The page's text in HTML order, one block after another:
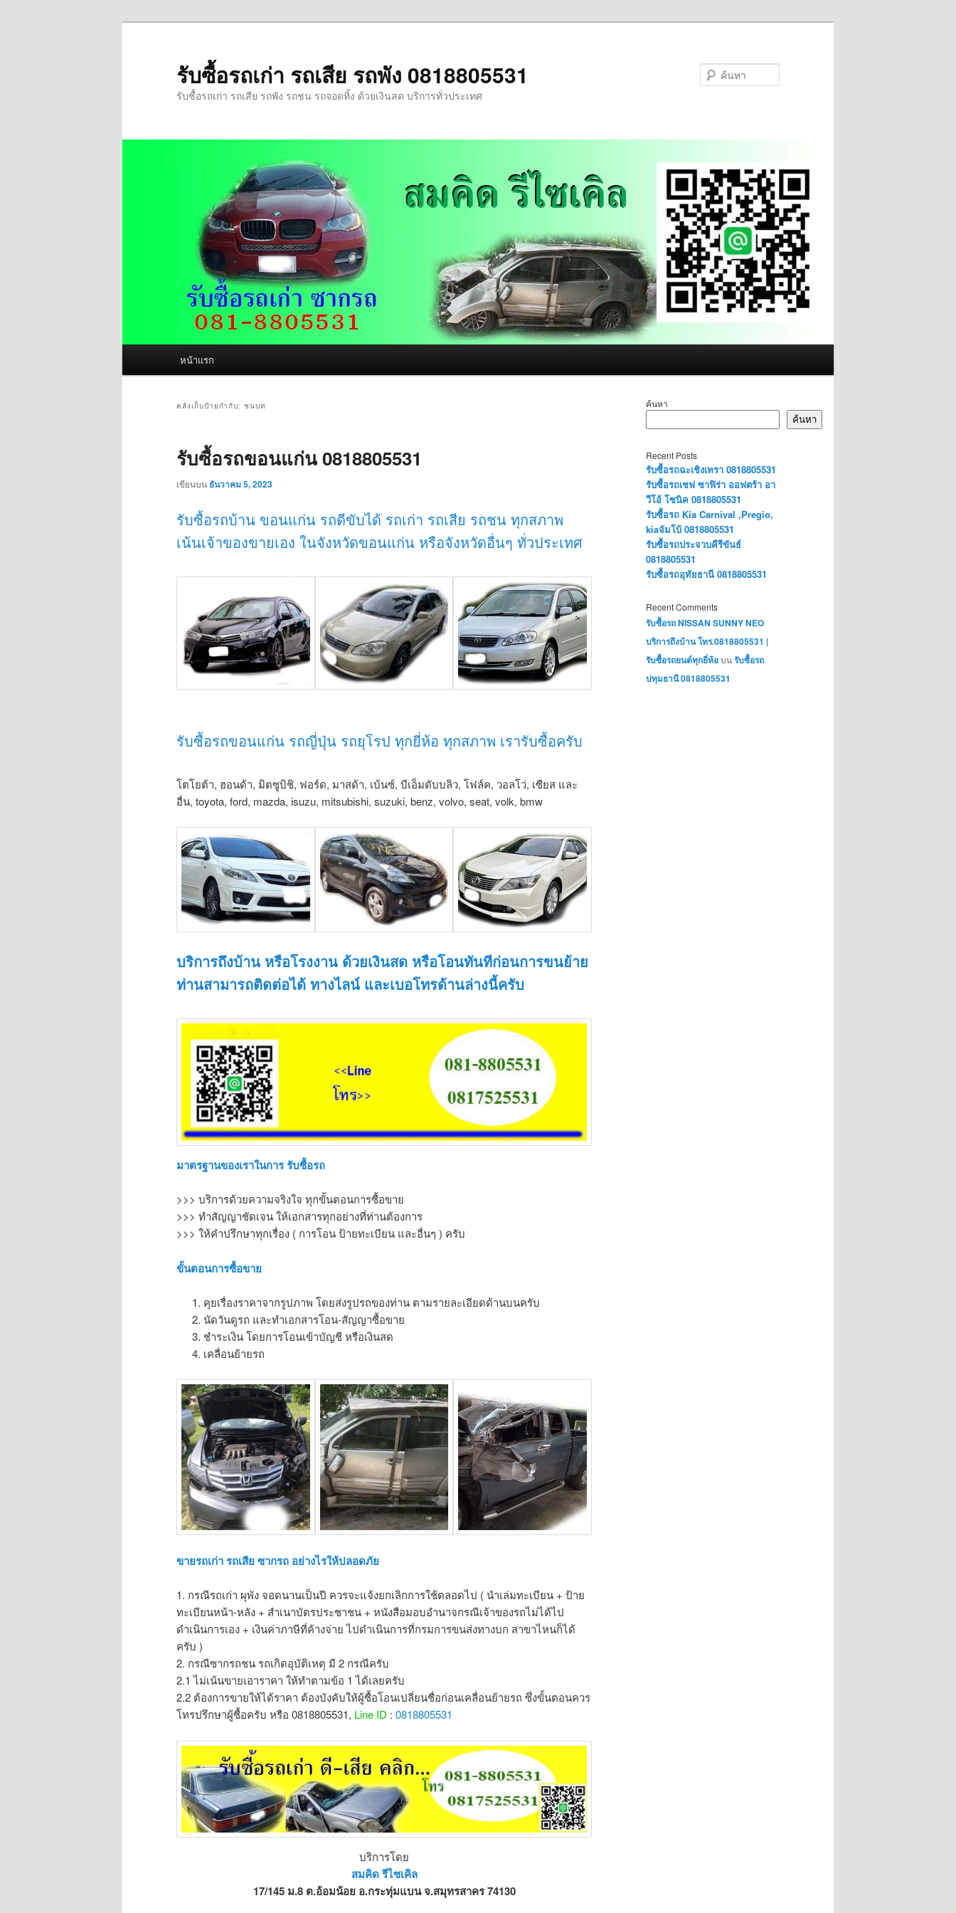
รับซื้อรถเก่า รถเสีย รถพัง 0818805531
รับซื้อรถเก่า รถเสีย รถพัง รถชน รถจอดทิ้ง ด้วยเงินสด บริการทั่วประเทศ
หน้าแรก
คลังเก็บป้ายกำกับ: ชนบท
รับซื้อรถขอนแก่น 0818805531
เขียนบน ธันวาคม 5, 2023
รับซื้อรถบ้าน ขอนแก่น รถดีขับได้ รถเก่า รถเสีย รถชน ทุกสภาพ
เน้นเจ้าของขายเอง ในจังหวัดขอนแก่น หรือจังหวัดอื่นๆ ทั่วประเทศ
รับซื้อรถขอนแก่น รถญี่ปุ่น รถยุโรป ทุกยี่ห้อ ทุกสภาพ เรารับซื้อครับ
โตโยต้า, ฮอนด้า, มิตซูบิชิ, ฟอร์ด, มาสด้า, เบ้นซ์, บีเอ็มดับบลิว, โฟล์ค, วอลโว่, เซียส และ
อื่น, toyota, ford, mazda, isuzu, mitsubishi, suzuki, benz, volvo, seat, volk, bmw
บริการถึงบ้าน หรือโรงงาน ด้วยเงินสด หรือโอนทันทีก่อนการขนย้าย
ท่านสามารถติดต่อได้ ทางไลน์ และเบอโทรด้านล่างนี้ครับ
มาตรฐานของเราในการ รับซื้อรถ
>>> บริการด้วยความจริงใจ ทุกขั้นตอนการซื้อขาย
>>> ทำสัญญาชัดเจน ให้เอกสารทุกอย่างที่ท่านต้องการ
>>> ให้คำปรึกษาทุกเรื่อง ( การโอน ป้ายทะเบียน และอื่นๆ ) ครับ
ขั้นตอนการซื้อขาย
คุยเรื่องราคาจากรูปภาพ โดยส่งรูปรถของท่าน ตามรายละเอียดด้านบนครับ
นัดวันดูรถ และทำเอกสารโอน-สัญญาซื้อขาย
ชำระเงิน โดยการโอนเข้าบัญชี หรือเงินสด
เคลื่อนย้ายรถ
ขายรถเก่า รถเสีย ซากรถ อย่างไรให้ปลอดภัย
1. กรณีรถเก่า ผุพัง จอดนานเป็นปี ควรจะแจ้งยกเลิกการใช้ตลอดไป ( นำเล่มทะเบียน + ป้าย
ทะเบียนหน้า-หลัง + สำเนาบัตรประชาชน + หนังสือมอบอำนาจกรณีเจ้าของรถไม่ได้ไป
ดำเนินการเอง + เงินค่าภาษีที่ค้างจ่าย ไปดำเนินการที่กรมการขนส่งทางบก สาขาไหนก็ได้
ครับ )
2. กรณีซากรถชน รถเกิดอุบัติเหตุ มี 2 กรณีครับ
2.1 ไม่เน้นขายเอาราคา ให้ทำตามข้อ 1 ได้เลยครับ
2.2 ต้องการขายให้ได้ราคา ต้องบังคับให้ผู้ซื้อโอนเปลี่ยนชื่อก่อนเคลื่อนย้ายรถ ซึ่งขั้นตอนควร
โทรปรึกษาผู้ซื้อครับ หรือ 0818805531, Line ID : 0818805531
บริการโดย
สมคิด รีไซเคิล
17/145 ม.8 ต.อ้อมน้อย อ.กระทุ่มแบน จ.สมุทรสาคร 74130
ค้นหา
ค้นหา
Recent Posts
รับซื้อรถฉะเชิงเทรา 0818805531
รับซื้อรถเชฟ ซาฟิร่า ออฟตร้า อา
วีโอ้ โซนิค 0818805531
รับซื้อรถ Kia Carnival ,Pregio,
kiaจัมโบ้ 0818805531
รับซื้อรถประจวบคีรีขันธ์
0818805531
รับซื้อรถอุทัยธานี 0818805531
Recent Comments
รับซื้อรถ NISSAN SUNNY NEO
บริการถึงบ้าน โทร.0818805531 |
รับซื้อรถยนต์ทุกยี่ห้อบนรับซื้อรถ
ปทุมธานี 0818805531